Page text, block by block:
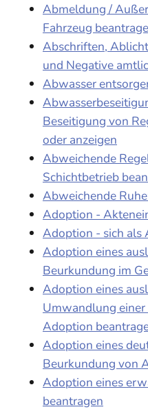
Abmeldung /
Fahrzeug
Abschriften,
und Negative
Abwasser
Beseitigung von
oder anzeigen
Abweichende
Schichtbetrieb
Abweichende
Adoption -
Adoption - sich als
Adoption eines
Beurkundung im
Adoption eines
Umwandlung einer
Adoption
Adoption eines
Beurkundung von
Adoption eines
beantragen